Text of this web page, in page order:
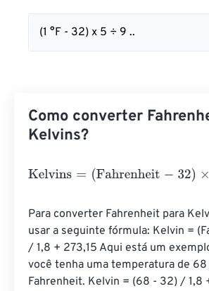
(1 °F - 32) x 5 ÷ 9 ..
Como converter
Kelvins?
Kelvins Fahrenheit 32 × +273.15
Para converter Fahrenheit para
usar a seguinte fórmula: Kelvin =
/ 1,8 + 273,15 Aqui está um
você tenha uma temperatura de 68
Fahrenheit. Kelvin = (68 - 32) / 1,8